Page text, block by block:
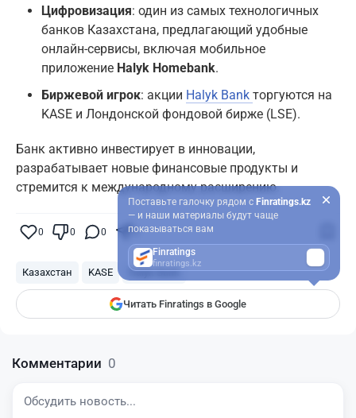
Цифровизация: один из самых технологичных
банков Казахстана, предлагающий удобные
онлайн-сервисы, включая мобильное
приложение Halyk Homebank.
Биржевой игрок: акции Halyk Bank торгуются на
KASE и Лондонской фондовой бирже (LSE).
Банк активно инвестирует в инновации,
разрабатывает новые финансовые продукты и
стремится к международному расширению.
0 0 0 0
Казахстан KASE Halyk Bank
Читать Finratings в Google
Поставьте галочку рядом с Finratings.kz
— и наши материалы будут чаще
показываться вам
Finratings
finratings.kz
Комментарии 0